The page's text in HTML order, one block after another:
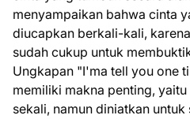
menyampaikan bahwa cinta
diucapkan berkali-kali,
sudah cukup untuk
Ungkapan "I'ma tell you one
memiliki makna penting,
sekali, namun diniatkan untuk